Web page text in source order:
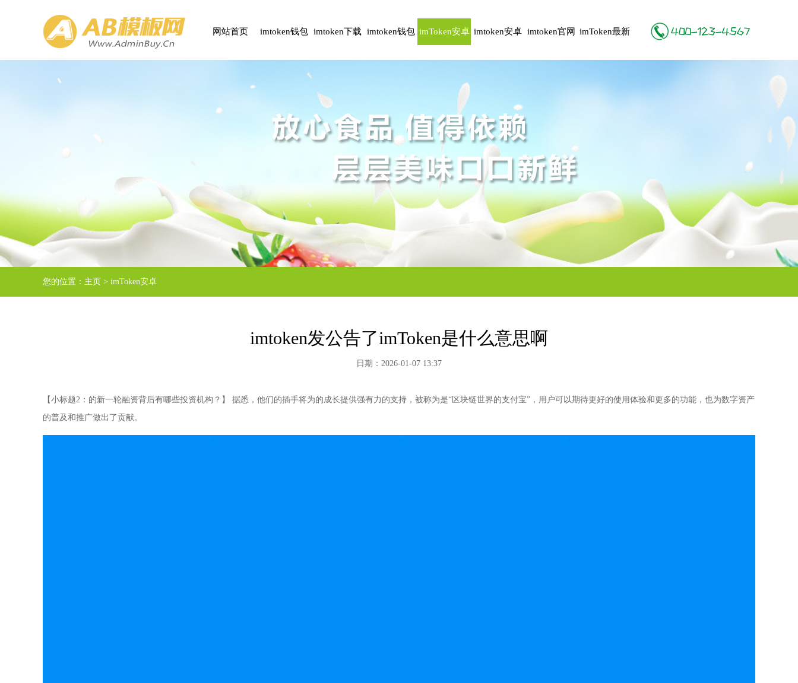
网站首页 imtoken钱包 imtoken下载 imtoken钱包
安卓版
imToken安卓 imtoken安卓
下载
imtoken官网
地址
imToken最新
版
您的位置： 主页 > imToken安卓
imtoken发公告了imToken是什么意思啊
日期：2026-01-07 13:37
【小标题2：的新一轮融资背后有哪些投资机构？】 据悉，他们的插手将为的成长提供强有力的支持，被称为是“区块链世界的支付宝”，用户可以期待更好的使用体验和更多的功能，也为数字资产
的普及和推广做出了贡献。